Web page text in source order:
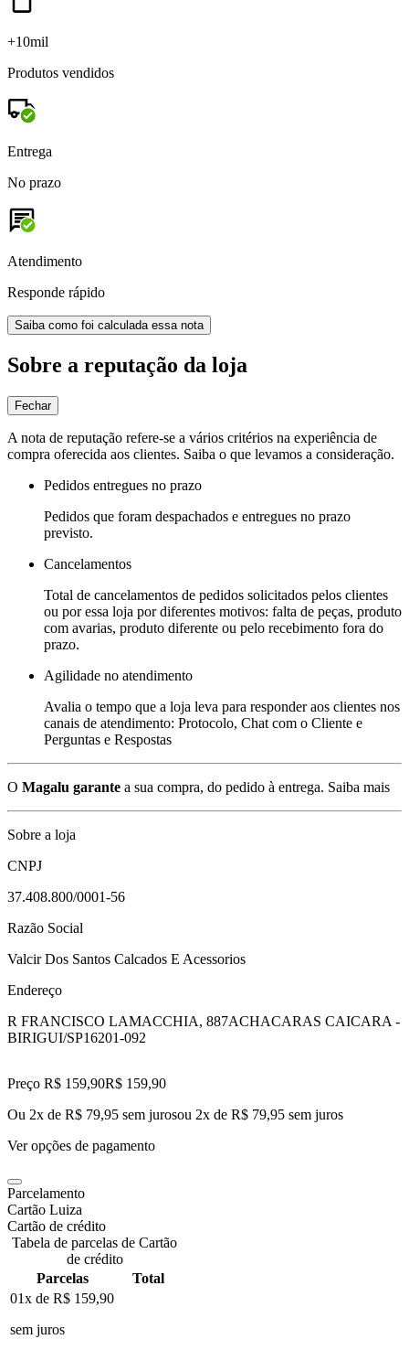
+10mil
Produtos vendidos
Entrega
No prazo
Atendimento
Responde rápido
Saiba como foi calculada essa nota
Sobre a reputação da loja
Fechar
A nota de reputação refere-se a vários critérios na experiência de
compra oferecida aos clientes. Saiba o que levamos a consideração.
Pedidos entregues no prazo
Pedidos que foram despachados e entregues no prazo
previsto.
Cancelamentos
Total de cancelamentos de pedidos solicitados pelos clientes
ou por essa loja por diferentes motivos: falta de peças, produto
com avarias, produto diferente ou pelo recebimento fora do
prazo.
Agilidade no atendimento
Avalia o tempo que a loja leva para responder aos clientes nos
canais de atendimento: Protocolo, Chat com o Cliente e
Perguntas e Respostas
O Magalu garante a sua compra, do pedido à entrega. Saiba mais
Sobre a loja
CNPJ
37.408.800/0001-56
Razão Social
Valcir Dos Santos Calcados E Acessorios
Endereço
R FRANCISCO LAMACCHIA, 887ACHACARAS CAICARA -
BIRIGUI/SP16201-092
Preço R$ 159,90R$ 159,90
Ou 2x de R$ 79,95 sem jurosou 2x de R$ 79,95 sem juros
Ver opções de pagamento
Parcelamento
Cartão Luiza
Cartão de crédito
Tabela de parcelas de Cartão
de crédito
Parcelas
Total
01x de R$ 159,90
sem juros